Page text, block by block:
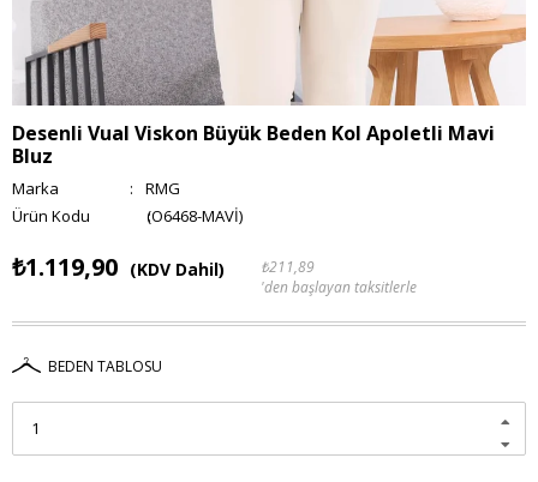
Desenli Vual Viskon Büyük Beden Kol Apoletli Mavi
Bluz
Marka :
RMG
(O6468-MAVİ)
₺1.119,90 (KDV Dahil)
₺211,89
'den başlayan taksitlerle
BEDEN TABLOSU